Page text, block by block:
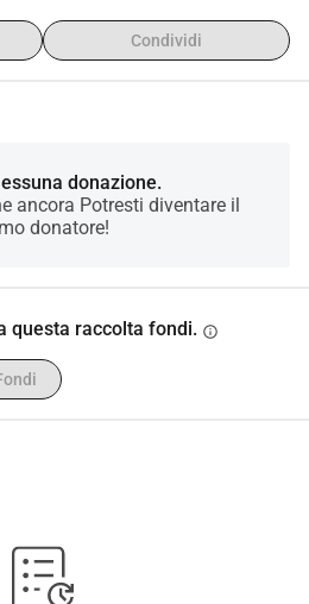
Condividi
donazione.
ancora Potresti diventare il
donatore!
questa raccolta fondi. info